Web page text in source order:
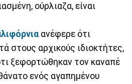
ούρλιαζα, είναι
ανέφερε ότι
στους αρχικούς ιδιοκτήτες,
ξεφορτώθηκαν τον καναπέ
ενός αγαπημένου